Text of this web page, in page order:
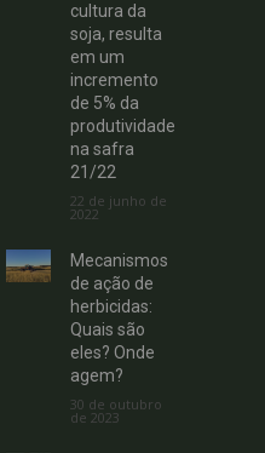
cultura da
soja, resulta
em um
incremento
de 5% da
produtividade
na safra
21/22
22 de junho de
2022
Mecanismos
de ação de
herbicidas:
Quais são
eles? Onde
agem?
30 de outubro
de 2023